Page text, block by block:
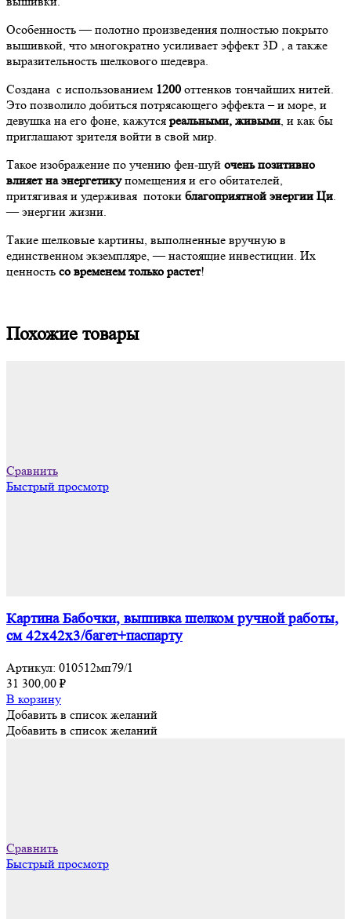
Особенность — полотно произведения полностью покрыто
вышивкой, что многократно усиливает эффект 3D , а также
выразительность шелкового шедевра.
Создана с использованием 1200 оттенков тончайших нитей.
Это позволило добиться потрясающего эффекта – и море, и
девушка на его фоне, кажутся реальными, живыми, и как бы
приглашают зрителя войти в свой мир.
Такое изображение по учению фен-шуй очень позитивно
влияет на энергетикупомещения и его обитателей,
притягивая и удерживая потоки благоприятной энергии Ци.
— энергии жизни.
Такие шелковые картины, выполненные вручную в
единственном экземпляре, — настоящие инвестиции. Их
ценность со временем только растет!
Похожие товары
Сравнить
Быстрый просмотр
Картина Бабочки, вышивка шелком ручной работы,
см 42х42х3/багет+паспарту
Артикул: 010512мп79/1
31 300,00 ₽
В корзину
Добавить в список желаний
Добавить в список желаний
Сравнить
Быстрый просмотр